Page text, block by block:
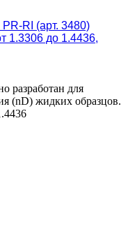
RI (арт. 3480)
1.3306 до 1.4436,
разработан для
(nD) жидких образцов.